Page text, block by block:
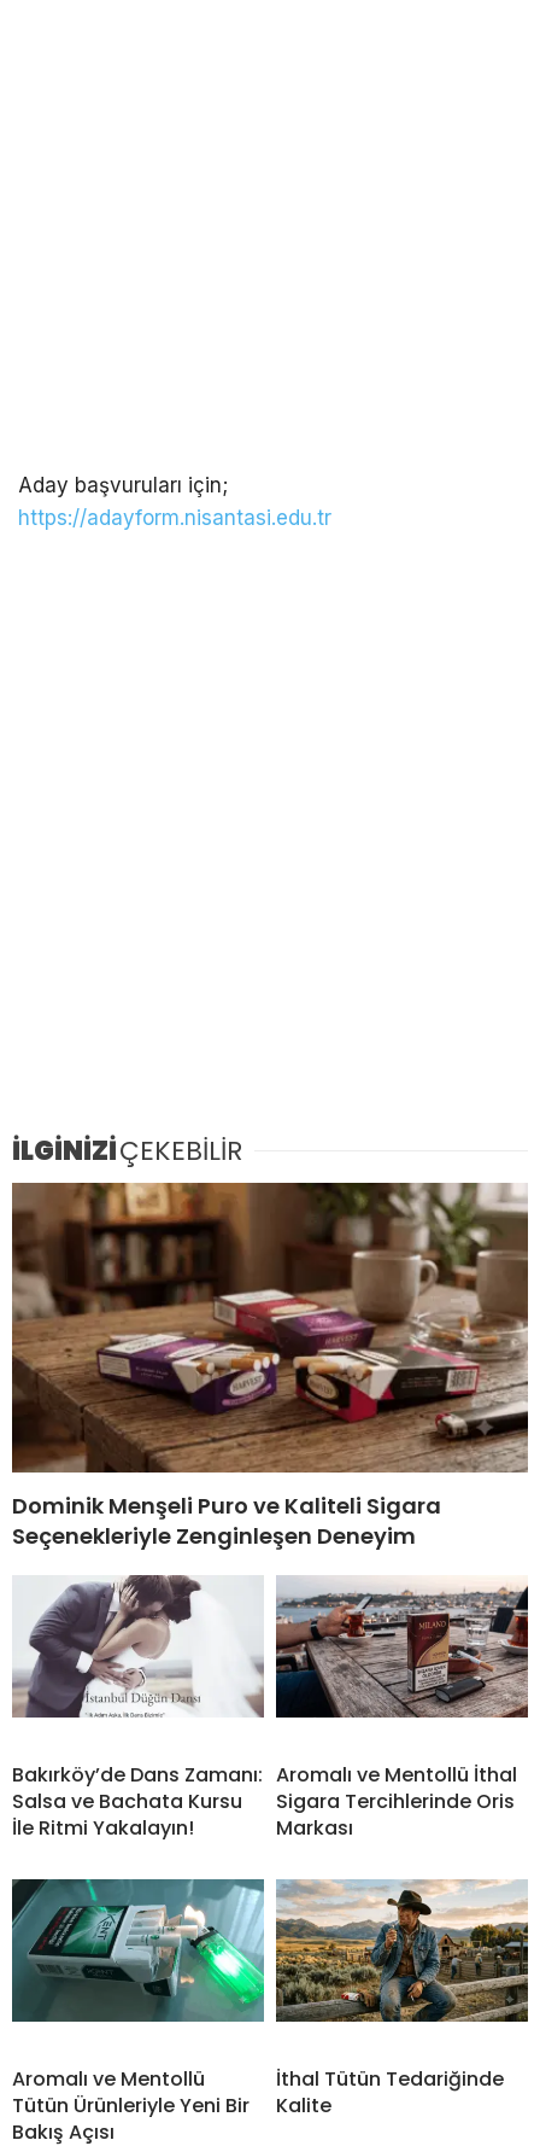
Aday başvuruları için;
https://adayform.nisantasi.edu.tr
İLGİNİZİÇEKEBİLİR
Dominik Menşeli Puro ve Kaliteli Sigara
Seçenekleriyle Zenginleşen Deneyim
Bakırköy’de Dans Zamanı:
Salsa ve Bachata Kursu
İle Ritmi Yakalayın!
Aromalı ve Mentollü İthal
Sigara Tercihlerinde Oris
Markası
Aromalı ve Mentollü
Tütün Ürünleriyle Yeni Bir
Bakış Açısı
İthal Tütün Tedariğinde
Kalite